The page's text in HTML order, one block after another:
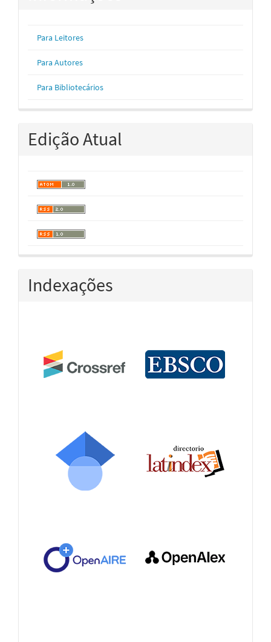
Para Leitores
Para Autores
Para Bibliotecários
Edição Atual
Indexações